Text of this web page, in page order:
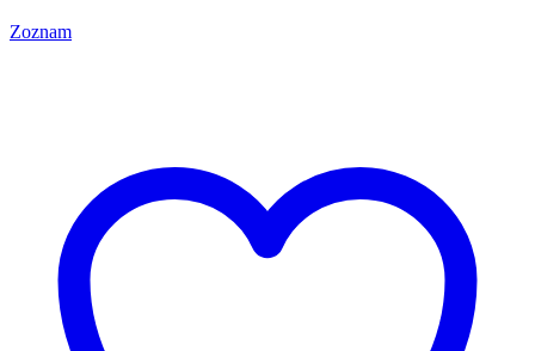
Zoznam